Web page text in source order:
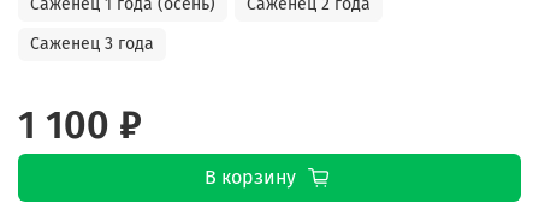
Саженец 1 года (осень)
Саженец 2 года
Саженец 3 года
1 100 ₽
В корзину